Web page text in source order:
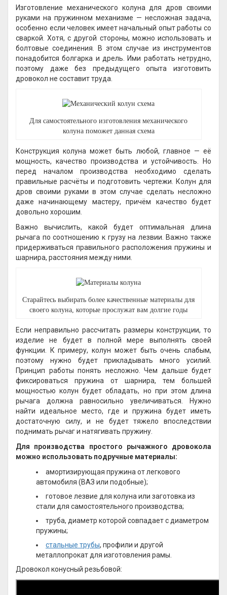
Изготовление механического колуна для дров своими
руками на пружинном механизме — несложная задача,
особенно если человек имеет начальный опыт работы со
сваркой. Хотя, с другой стороны, можно использовать и
болтовые соединения. В этом случае из инструментов
понадобится болгарка и дрель. Ими работать нетрудно,
поэтому даже без предыдущего опыта изготовить
дровокол не составит труда.
Для самостоятельного изготовления механического
колуна поможет данная схема
Конструкция колуна может быть любой, главное — её
мощность, качество производства и устойчивость. Но
перед началом производства необходимо сделать
правильные расчёты и подготовить чертежи. Колун для
дров своими руками в этом случае сделать несложно
даже начинающему мастеру, причём качество будет
довольно хорошим.
Важно вычислить, какой будет оптимальная длина
рычага по соотношению к грузу на лезвии. Важно также
придерживаться правильного расположения пружины и
шарнира, расстояния между ними.
Старайтесь выбирать более качественные материалы для
своего колуна, которые прослужат вам долгие годы
Если неправильно рассчитать размеры конструкции, то
изделие не будет в полной мере выполнять своей
функции. К примеру, колун может быть очень слабым,
поэтому нужно будет прикладывать много усилий.
Принцип работы понять несложно. Чем дальше будет
фиксироваться пружина от шарнира, тем большей
мощностью колун будет обладать, но при этом длина
рычага должна равносильно увеличиваться. Нужно
найти идеальное место, где и пружина будет иметь
достаточную силу, и не будет тяжело впоследствии
поднимать рычаг и натягивать пружину.
Для производства простого рычажного дровокола
можно использовать подручные материалы:
амортизирующая пружина от легкового
автомобиля (ВАЗ или подобные);
готовое лезвие для колуна или заготовка из
стали для самостоятельного производства;
труба, диаметр которой совпадает с диаметром
пружины;
стальные трубы, профили и другой
металлопрокат для изготовления рамы.
Дровокол конусный резьбовой: